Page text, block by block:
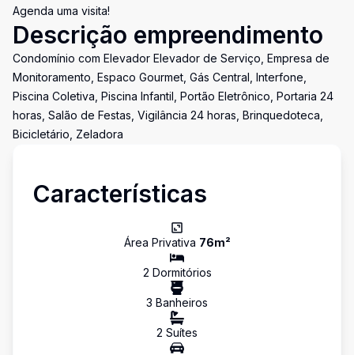
Agenda uma visita!
Descrição empreendimento
Condomínio com Elevador Elevador de Serviço, Empresa de
Monitoramento, Espaco Gourmet, Gás Central, Interfone,
Piscina Coletiva, Piscina Infantil, Portão Eletrônico, Portaria 24
horas, Salão de Festas, Vigilância 24 horas, Brinquedoteca,
Bicicletário, Zeladora
Características
Área Privativa 76m²
2 Dormitórios
3 Banheiros
2 Suítes